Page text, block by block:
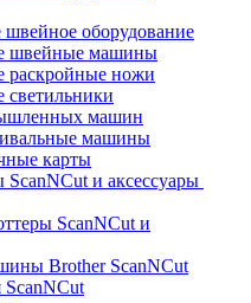
оборудование
швейные машины
ножи
машин
машины
карты
и аксессуары
ScanNCut и
Brother ScanNCut
ScanNCut